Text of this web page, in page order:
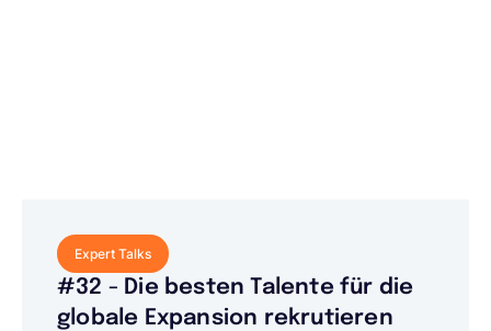
Expert Talks
#32 - Die besten Talente für die
globale Expansion rekrutieren